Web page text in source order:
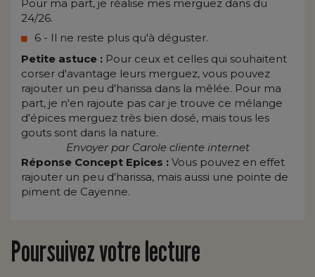
Pour ma part, je réalise mes merguez dans du
24/26.
6 - Il ne reste plus qu'à déguster.
Petite astuce : Pour ceux et celles qui souhaitent
corser d'avantage leurs merguez, vous pouvez
rajouter un peu d'harissa dans la mêlée. Pour ma
part, je n'en rajoute pas car je trouve ce mélange
d'épices merguez très bien dosé, mais tous les
gouts sont dans la nature.
Envoyer par Carole cliente internet
Réponse Concept Epices : Vous pouvez en effet
rajouter un peu d'harissa, mais aussi une pointe de
piment de Cayenne.
Poursuivez votre lecture